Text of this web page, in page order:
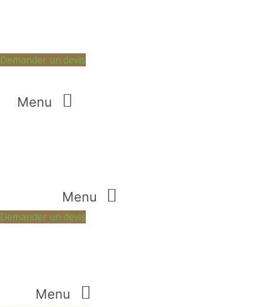
Demander un devis
Menu
Menu
Demander un devis
Menu